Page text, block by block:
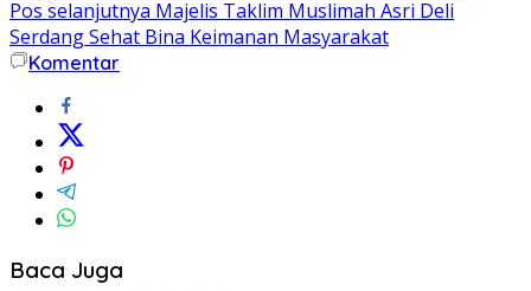
Pos selanjutnya Majelis Taklim Muslimah Asri Deli
Serdang Sehat Bina Keimanan Masyarakat
Komentar
Baca Juga